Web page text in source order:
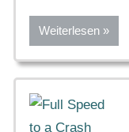
Weiterlesen